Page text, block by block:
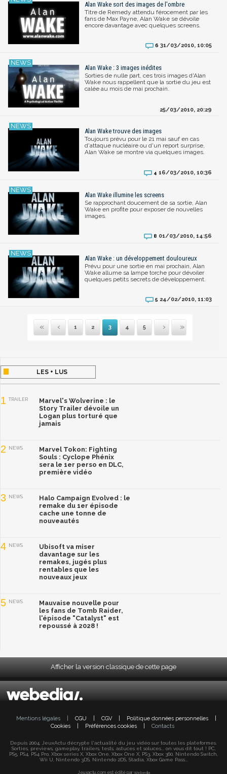
Alan Wake sort des images de l'ombre
Titre de Remedy attendu férocement par les
fans de Max Payne, Alan Wake se dévoile
encore davantage avec quelques screens.
6 31/03/2010, 10:05
Alan Wake : 3 images inédites
Sorties de nulle part, ces trois images d'Alan
Wake nous rappellent que la sortie du jeu est
calée au mois de mai prochain.
25/03/2010, 20:29
Alan Wake trouve des images
Toujours prévu pour le 21 mai sauf en cas
d'attaque nucléaire ou d'un report surprise,
Alan Wake se montre via quelques images.
4 16/03/2010, 10:36
Alan Wake illumine les screens
Se rapprochant doucement de sa sortie, Alan
Wake en profite pour exposer de nouvelles
images.
8 01/03/2010, 14:56
Alan Wake : un développement douloureux
Prévu pour une sortie en mai prochain, Alan
Wake allume sa lampe torche pour dévoiler
quelques petits secrets de développement.
5 24/02/2010, 11:03
Première
Précédente
1 2 3 4 5
Suivante
Dernière
LES + LUS
1 TRAILER
Marvel's Wolverine : le
Story Trailer dévoile un
Logan plus torturé que
jamais
2 NEWS
Marvel Tokon: Fighting
Souls : Cyclope Phénix
sera le 1er perso en DLC,
première vidéo
3 NEWS
Halo Campaign Evolved : le
remake du 1er épisode
cache une tonne de
nouveautés
4 NEWS
Ubisoft va miser
davantage sur les
remakes, jugés plus
rentables que les
nouveaux jeux
5 NEWS
Mauvaise nouvelle pour
les fans de Tomb Raider,
l'épisode "Catalyst" est
repoussé à 2028 !
Afficher la version classique de cette page
Mentions légales CGU CGV Politique données personnelles
Cookies
Préférences cookies Contacts
Depuis 2004, JeuxActu décrypte l'actualité du jeu vidéo sur toutes les plateformes.
Sorties, previews, gameplay, trailers, tests, astuces et soluces... on vous dit tout ! PC,
PS5, PS4, PS4 Pro, Xbox series X, Xbox One, Xbox One X, PS3, Xbox 360, Nintendo Switch,
Wii U, Nintendo 3DS, Nintendo 2DS, Stadia, Xbox Game Pass...
Jeuxactu.com est édité par Webedia